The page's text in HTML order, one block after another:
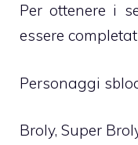
Per ottenere i
essere
Personaggi
Broly, Super